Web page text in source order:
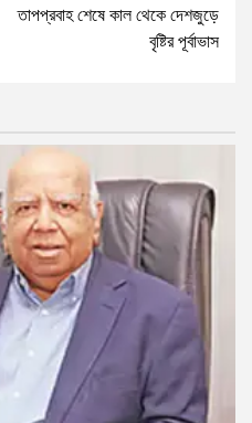
তাপপ্রবাহ শেষে কাল থেকে দেশজুড়ে
বৃষ্টির পূর্বাভাস